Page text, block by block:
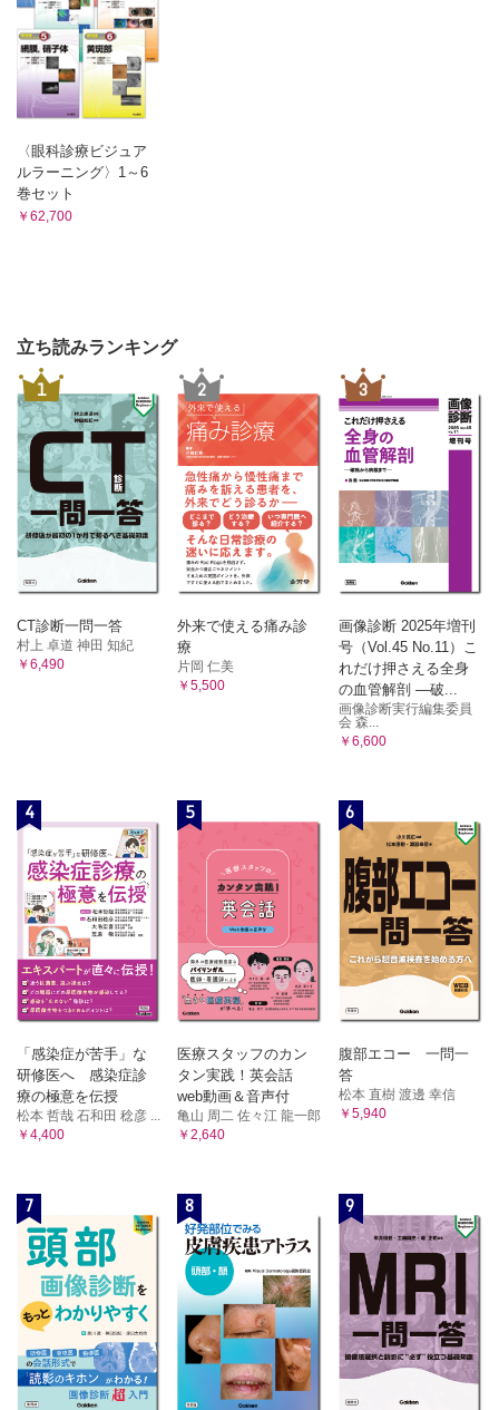
〈眼科診療ビジュア
ルラーニング〉1～6
巻セット
￥62,700
立ち読みランキング
1
CT診断一問一答
村上 卓道 神田 知紀
￥6,490
2
外来で使える痛み診
療
片岡 仁美
￥5,500
3
画像診断 2025年増刊
号（Vol.45 No.11）こ
れだけ押さえる全身
の血管解剖 ―破...
画像診断実行編集委員
会 森...
￥6,600
4
「感染症が苦手」な
研修医へ 感染症診
療の極意を伝授
松本 哲哉 石和田 稔彦 ...
￥4,400
5
医療スタッフのカン
タン実践！英会話
web動画＆音声付
亀山 周二 佐々江 龍一郎
￥2,640
6
腹部エコー 一問一
答
松本 直樹 渡邊 幸信
￥5,940
7 8 9